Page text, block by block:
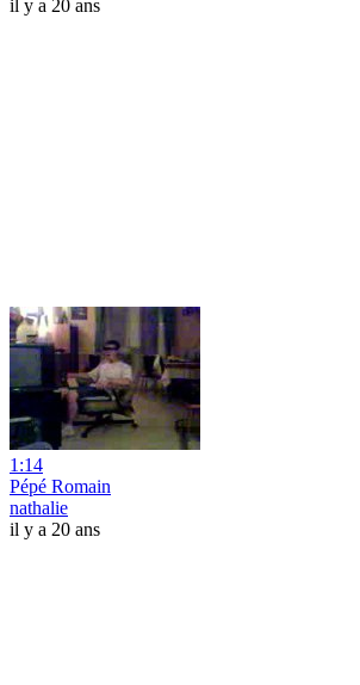
il y a 20 ans
1:14
Pépé Romain
nathalie
il y a 20 ans